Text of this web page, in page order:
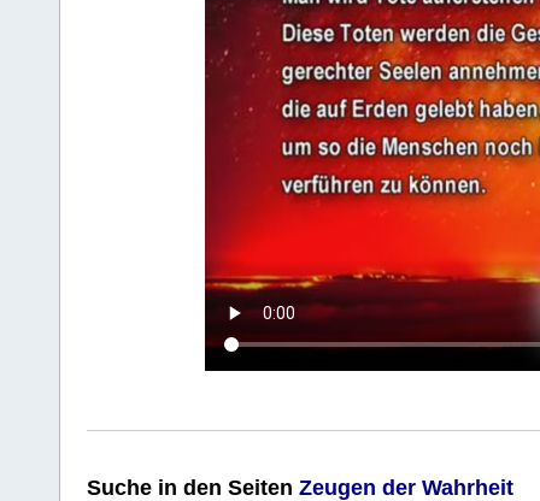
Suche in den Seiten Zeugen der Wahrheit